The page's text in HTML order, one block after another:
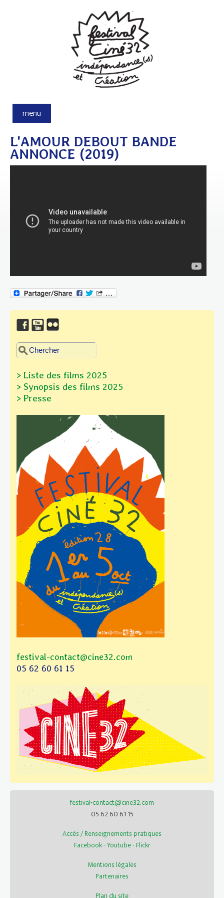
menu
L'AMOUR DEBOUT BANDE
ANNONCE (2019)
Formulaire de recherche
Chercher dans ce site
> Liste des films 2025
> Synopsis des films 2025
> Presse
festival-contact@cine32.com
05 62 60 61 15
festival-contact@cine32.com
05 62 60 61 15
Accès / Renseignements pratiques
Facebook-Youtube-Flickr
Mentions légales
Partenaires
Plan du site